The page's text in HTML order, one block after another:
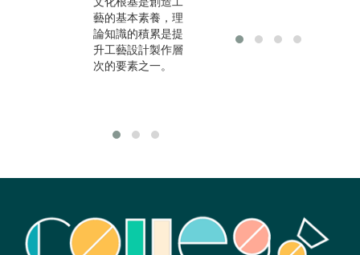
藝的基本素養，理
論知識的積累是提
升工藝設計製作層
次的要素之一。
家、教師甚至各種